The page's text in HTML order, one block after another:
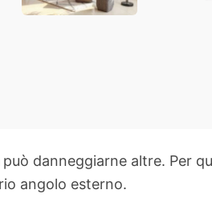
danneggiarne altre. Per
angolo esterno.